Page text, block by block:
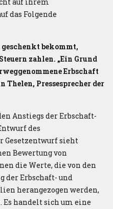
das Folgende
bekommt,
zahlen. „Ein Grund
Erbschaft
Thelen, Pressesprecher der
Anstiegs der Erbschaft-
des
Gesetzentwurf sieht
Bewertung von
die Werte, die von den
der Erbschaft- und
herangezogen werden,
handelt sich um eine